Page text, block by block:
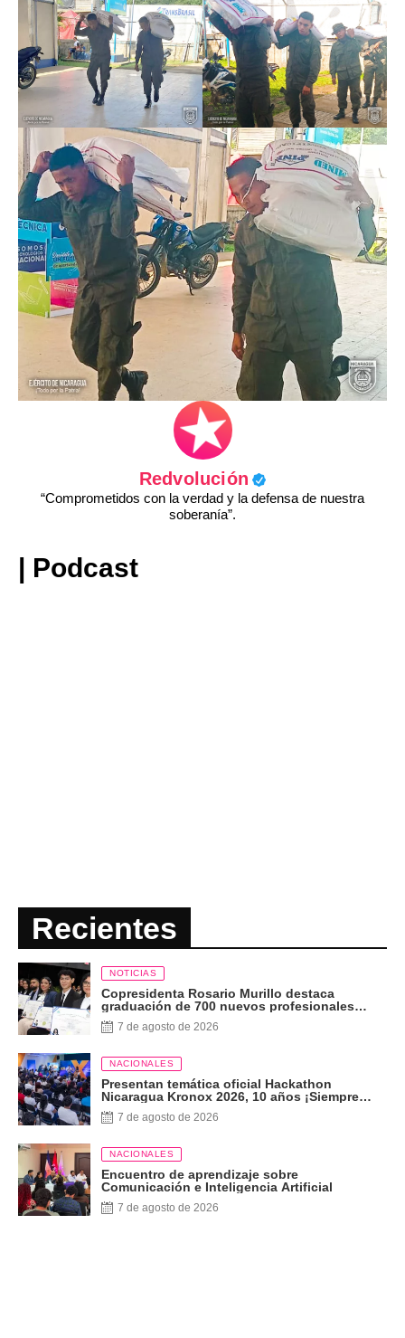
Redvolución
“Comprometidos con la verdad y la defensa de nuestra
soberanía”.
| Podcast
Recientes
NOTICIAS
Copresidenta Rosario Murillo destaca
graduación de 700 nuevos profesionales
Pueblo Presidente
7 de agosto de 2026
NACIONALES
Presentan temática oficial Hackathon
Nicaragua Kronox 2026, 10 años ¡Siempre
Más Allá!
7 de agosto de 2026
NACIONALES
Encuentro de aprendizaje sobre
Comunicación e Inteligencia Artificial
7 de agosto de 2026